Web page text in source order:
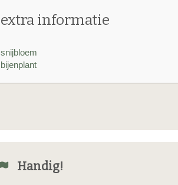
extra informatie
snijbloem
bijenplant
Handig!